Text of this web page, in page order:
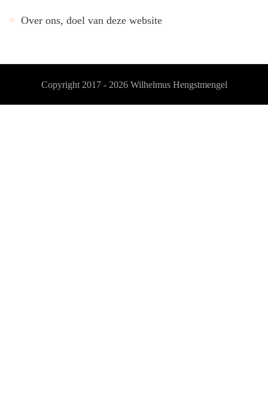
Over ons, doel van deze website
Copyright 2017 - 2026 Wilhelmus Hengstmengel